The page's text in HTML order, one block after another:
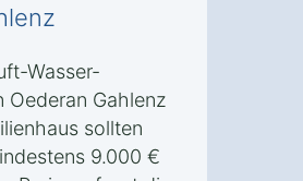
Wasser-
Oederan Gahlenz
sollten
9.000 €